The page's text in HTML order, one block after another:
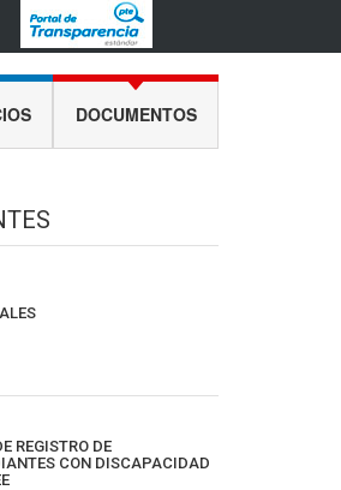
DOCUMENTOS
REGISTRO DE
CON DISCAPACIDAD